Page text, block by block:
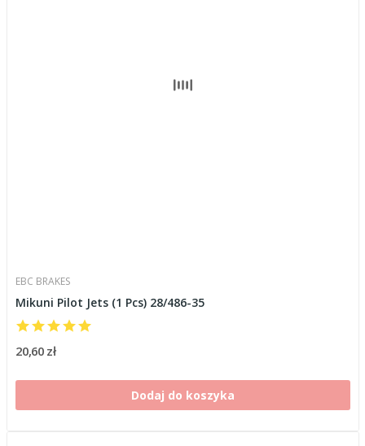
EBC BRAKES
Mikuni Pilot Jets (1 Pcs) 28/486-35
20,60 zł
Dodaj do koszyka